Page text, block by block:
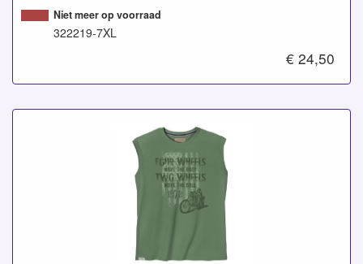
Niet meer op voorraad
322219-7XL
€ 24,50